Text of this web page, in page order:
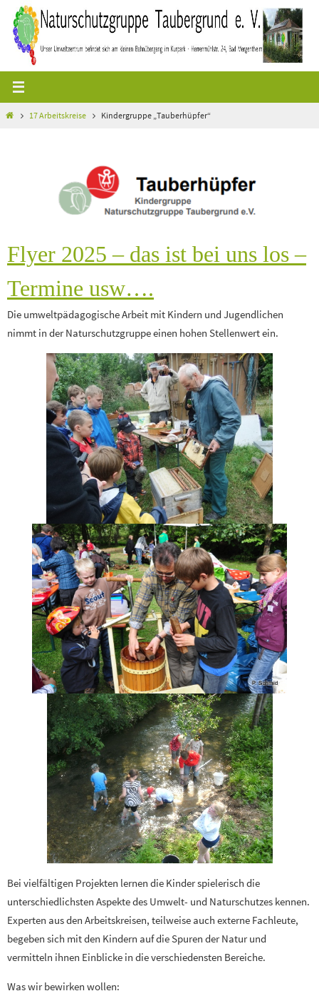
Zum
Inhalt
springen
Start17 Arbeitskreise Kindergruppe „Tauberhüpfer“
Flyer 2025 – das ist bei uns los –
Termine usw….
Die umweltpädagogische Arbeit mit Kindern und Jugendlichen
nimmt in der Naturschutzgruppe einen hohen Stellenwert ein.
Bei vielfältigen Projekten lernen die Kinder spielerisch die
unterschiedlichsten Aspekte des Umwelt- und Naturschutzes kennen.
Experten aus den Arbeitskreisen, teilweise auch externe Fachleute,
begeben sich mit den Kindern auf die Spuren der Natur und
vermitteln ihnen Einblicke in die verschiedensten Bereiche.
Was wir bewirken wollen: